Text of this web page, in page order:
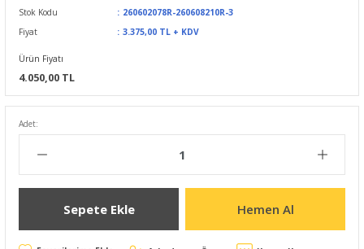
Stok Kodu
260602078R-260608210R-3
Fiyat
3.375,00 TL + KDV
Ürün Fiyatı
4.050,00 TL
Adet:
Sepete Ekle Hemen Al